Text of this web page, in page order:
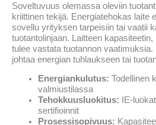
Soveltuvuus olemassa oleviin
kriittinen tekijä. Energiatehokas laite
sovellu yrityksen tarpeisiin tai vaatii
tuotantolinjaan. Laitteen
tulee vastata tuotannon vaatimuksia.
johtaa energian tuhlaukseen tai
Energiankulutus: Todellinen
valmiustilassa
Tehokkuusluokitus: IE-
sertifioinnit
Prosessisopivuus: